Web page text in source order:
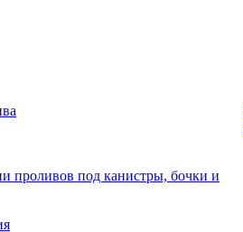
проливов под канистры, бочки и